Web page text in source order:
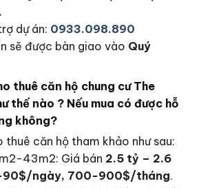
dự án: 0933.098.890
sẽ được bàn giao vào Quý
thuê căn hộ chung cư The
thế nào ? Nếu mua có được hỗ
không?
thuê căn hộ tham khảo như sau:
43m2: Giá bán 2.5 tỷ – 2.6
90$/ngày, 700-900$/tháng.